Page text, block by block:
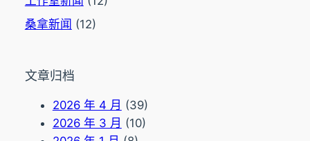
桑拿新闻 (12)
文章归档
2026 年 4 月 (39)
2026 年 3 月 (10)